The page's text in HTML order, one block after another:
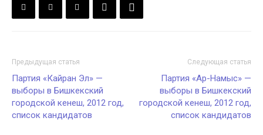
Предыдущая статья
Партия «Кайран Эл» —
выборы в Бишкекский
городской кенеш, 2012 год,
список кандидатов
Следующая статья
Партия «Ар-Намыс» —
выборы в Бишкекский
городской кенеш, 2012 год,
список кандидатов